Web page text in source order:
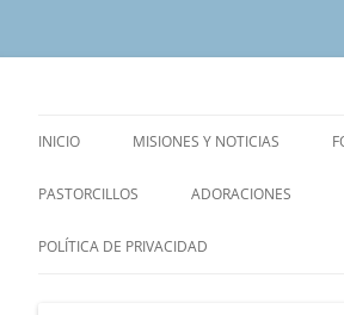
Saltar
INICIO MISIONES Y NOTICIAS
PASTORCILLOS ADORACIONES
POLÍTICA DE PRIVACIDAD